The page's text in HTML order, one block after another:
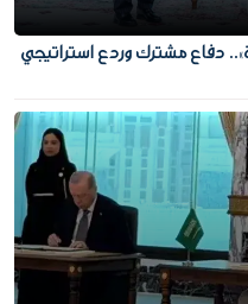
دفاع مشترك وردع استراتيجي